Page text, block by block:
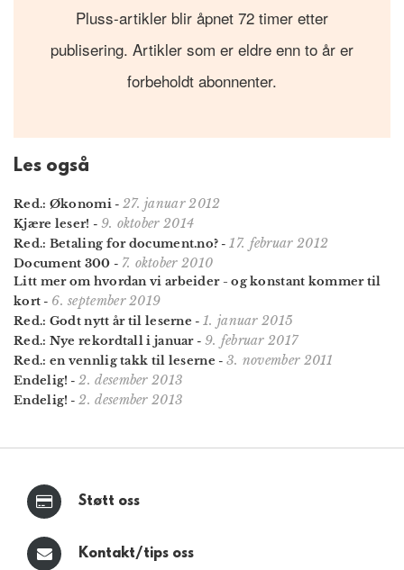
Pluss-artikler blir åpnet 72 timer etter
publisering. Artikler som er eldre enn to år er
forbeholdt abonnenter.
Les også
Red.: Økonomi- 27. januar 2012
Kjære leser! - 9. oktober 2014
Red.: Betaling for document.no? -17. februar 2012
Document 300 - 7. oktober 2010
Litt mer om hvordan vi arbeider - og konstant kommer til
kort - 6. september 2019
Red.: Godt nytt år til leserne - 1. januar 2015
Red.: Nye rekordtall i januar- 9. februar 2017
Red.: en vennlig takk til leserne - 3. november 2011
Endelig! -2. desember 2013
Endelig! -2. desember 2013
Støtt oss
Kontakt/tips oss